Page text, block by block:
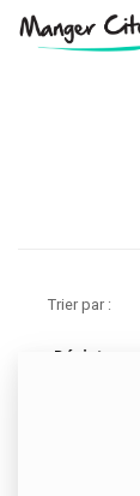
Trier par :
Désintox